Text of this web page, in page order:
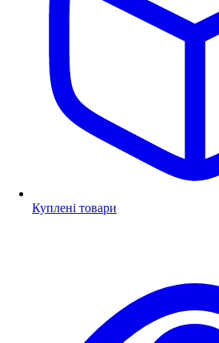
Куплені товари